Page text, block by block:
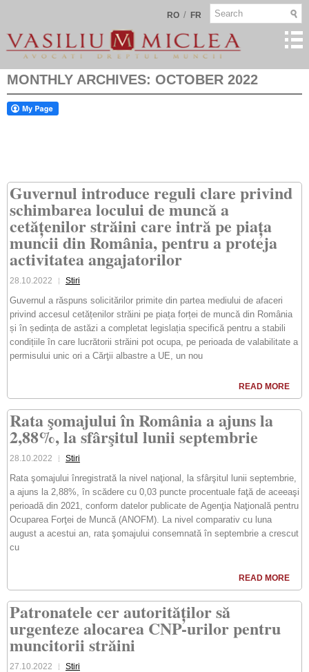
RO / FR
MONTHLY ARCHIVES: OCTOBER 2022
Guvernul introduce reguli clare privind
schimbarea locului de muncă a
cetățenilor străini care intră pe piața
muncii din România, pentru a proteja
activitatea angajatorilor
28.10.2022 Stiri
Guvernul a răspuns solicitărilor primite din partea mediului de afaceri
privind accesul cetățenilor străini pe piața forței de muncă din România
și în ședința de astăzi a completat legislația specifică pentru a stabili
condițiile în care lucrătorii străini pot ocupa, pe perioada de valabilitate a
permisului unic ori a Cărţii albastre a UE, un nou
READ MORE
Rata şomajului în România a ajuns la
2,88%, la sfârşitul lunii septembrie
28.10.2022 Stiri
Rata şomajului înregistrată la nivel naţional, la sfârşitul lunii septembrie,
a ajuns la 2,88%, în scădere cu 0,03 puncte procentuale faţă de aceeaşi
perioadă din 2021, conform datelor publicate de Agenţia Naţională pentru
Ocuparea Forţei de Muncă (ANOFM). La nivel comparativ cu luna
august a acestui an, rata şomajului consemnată în septembrie a crescut
cu
READ MORE
Patronatele cer autorităților să
urgenteze alocarea CNP-urilor pentru
muncitorii străini
27.10.2022 Stiri